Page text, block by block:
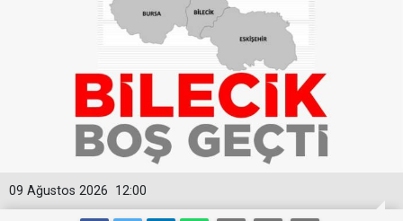
12:00
09 Ağustos 2026